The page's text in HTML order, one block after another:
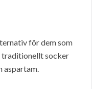
för dem som
traditionellt socker
aspartam.